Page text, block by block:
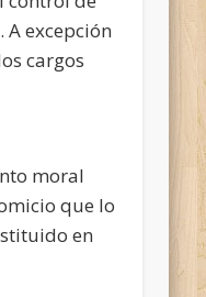
A excepción
cargos
moral
que lo
en